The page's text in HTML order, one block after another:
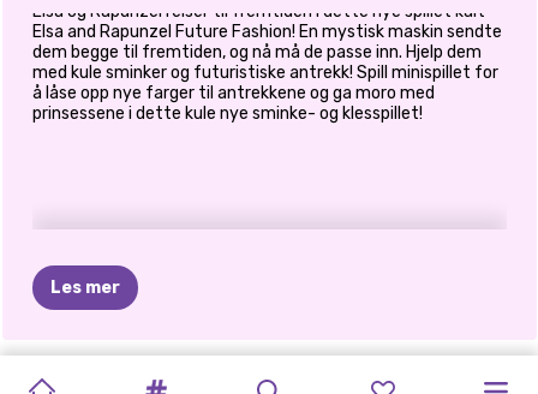
Elsa og Rapunzel reiser til fremtiden i dette nye spillet kalt
Elsa and Rapunzel Future Fashion! En mystisk maskin sendte
dem begge til fremtiden, og nå må de passe inn. Hjelp dem
med kule sminker og futuristiske antrekk! Spill minispillet for
å låse opp nye farger til antrekkene og ga moro med
prinsessene i dette kule nye sminke- og klesspillet!
Les mer
COPPELIA
TVILLINGENES
DORAHS PRINSESSE